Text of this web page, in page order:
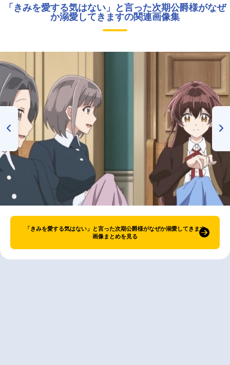
「きみを愛する気はない」と言った次期公爵様がなぜ
か溺愛してきますの関連画像集
「きみを愛する気はない」と言った次期公爵様がなぜか溺愛してきます
画像まとめを見る